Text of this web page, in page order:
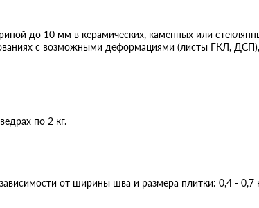
до 10 мм в керамических, каменных или
с возможными деформациями (листы ГКЛ,
по 2 кг.
от ширины шва и размера плитки: 0,4 - 0,7